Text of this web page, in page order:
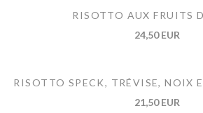
RISOTTO AUX FRUITS
24,50 EUR
RISOTTO SPECK, TRÉVISE, NOIX
21,50 EUR